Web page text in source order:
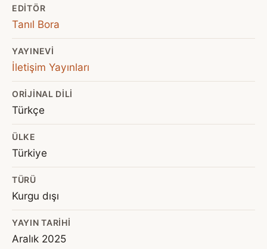
EDITÖR
Tanıl Bora
YAYINEVI
İletişim Yayınları
ORIJINAL DILI
Türkçe
ÜLKE
Türkiye
TÜRÜ
Kurgu dışı
YAYIN TARIHI
Aralık 2025